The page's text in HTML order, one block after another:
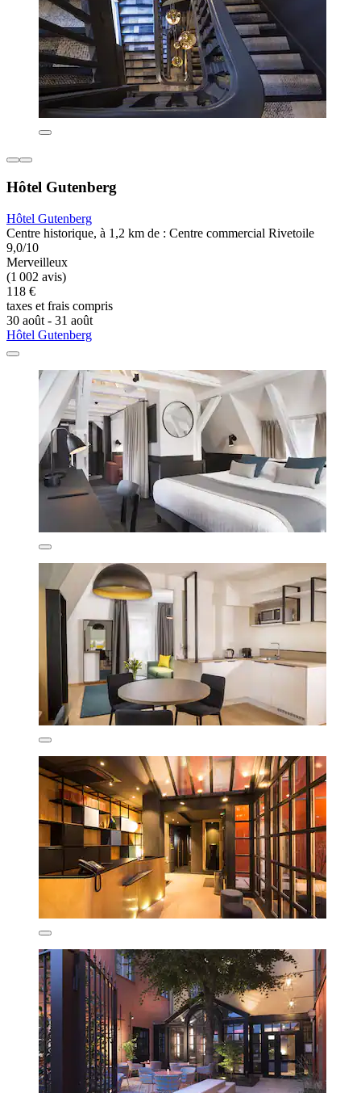
Hôtel Gutenberg
Hôtel Gutenberg
Centre historique, à 1,2 km de : Centre commercial Rivetoile
9,0/10
Merveilleux
(1 002 avis)
118 €
taxes et frais compris
30 août - 31 août
Hôtel Gutenberg